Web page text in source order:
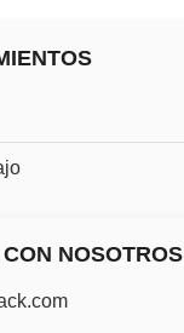
NOSOTROS